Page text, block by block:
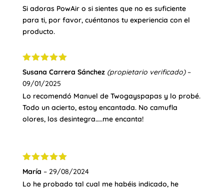
Si adoras PowAir o si sientes que no es suficiente
para ti, por favor, cuéntanos tu experiencia con el
producto.
Valorado
con5de 5
Susana Carrera Sánchez (propietario verificado) –
09/01/2025
Lo recomendó Manuel de Twogayspapas y lo probé.
Todo un acierto, estoy encantada. No camufla
olores, los desintegra…..me encanta!
Valorado
con5 de 5
María – 29/08/2024
Lo he probado tal cual me habéis indicado, he